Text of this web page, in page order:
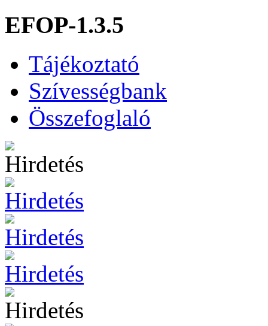
EFOP-1.3.5
Tájékoztató
Szívességbank
Összefoglaló